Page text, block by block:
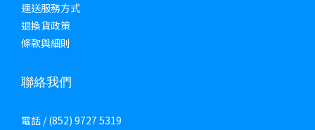
運送服務方式
退換貨政策
條款與細則
聯絡我們
電話 / (852) 9727 5319